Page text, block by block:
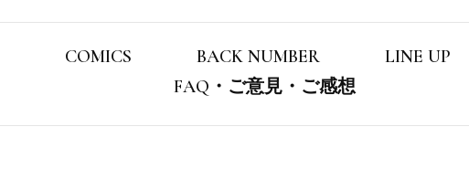
COMICS BACK NUMBER
LINE UP
FAQ・ご意見・ご感想